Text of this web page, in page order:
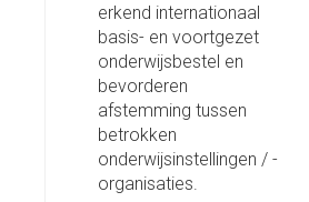
erkend internationaal
basis- en voortgezet
onderwijsbestel en
bevorderen
afstemming tussen
betrokken
onderwijsinstellingen / -
organisaties.